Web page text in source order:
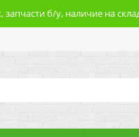
б/у, наличие на